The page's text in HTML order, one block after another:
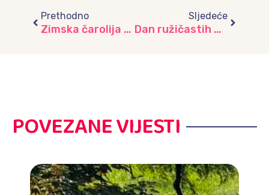
Prethodno
Zimska čarolija u vrtiću “Ilijaš”
Sljedeće
Dan ružičastih majica i putovanje kroz prošlost, vrtić ”Bajka”
POVEZANE VIJESTI